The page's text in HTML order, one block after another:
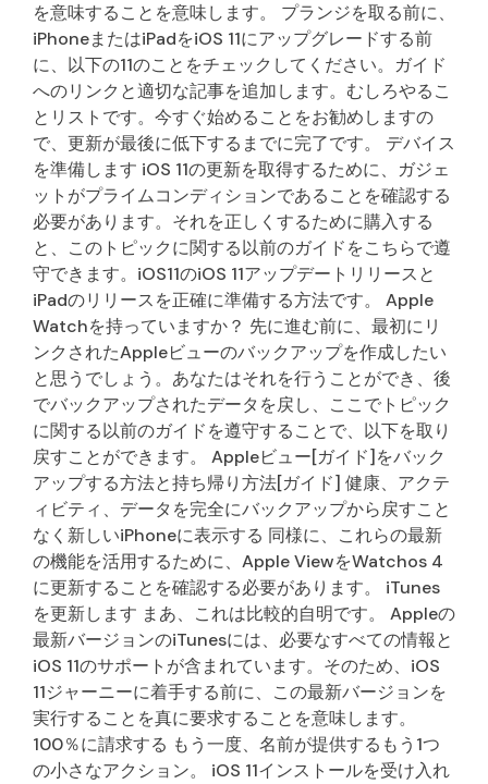
を意味することを意味します。 プランジを取る前に、
iPhoneまたはiPadをiOS 11にアップグレードする前
に、以下の11のことをチェックしてください。ガイド
へのリンクと適切な記事を追加します。むしろやるこ
とリストです。今すぐ始めることをお勧めしますの
で、更新が最後に低下するまでに完了です。 デバイス
を準備します iOS 11の更新を取得するために、ガジェ
ットがプライムコンディションであることを確認する
必要があります。それを正しくするために購入する
と、このトピックに関する以前のガイドをこちらで遵
守できます。iOS11のiOS 11アップデートリリースと
iPadのリリースを正確に準備する方法です。 Apple
Watchを持っていますか？ 先に進む前に、最初にリ
ンクされたAppleビューのバックアップを作成したい
と思うでしょう。あなたはそれを行うことができ、後
でバックアップされたデータを戻し、ここでトピック
に関する以前のガイドを遵守することで、以下を取り
戻すことができます。 Appleビュー[ガイド]をバック
アップする方法と持ち帰り方法[ガイド] 健康、アクテ
ィビティ、データを完全にバックアップから戻すこと
なく新しいiPhoneに表示する 同様に、これらの最新
の機能を活用するために、Apple ViewをWatchos 4
に更新することを確認する必要があります。 iTunes
を更新します まあ、これは比較的自明です。 Appleの
最新バージョンのiTunesには、必要なすべての情報と
iOS 11のサポートが含まれています。そのため、iOS
11ジャーニーに着手する前に、この最新バージョンを
実行することを真に要求することを意味します。
100％に請求する もう一度、名前が提供するもう1つ
の小さなアクション。 iOS 11インストールを受け入れ